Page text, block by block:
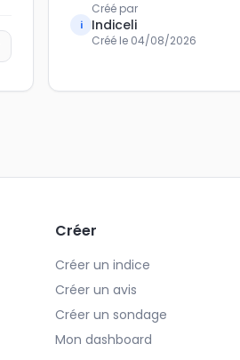
i
Créé par
Indiceli
Créé le 04/08/2026
Créer
Créer un indice
Créer un avis
Créer un sondage
Mon dashboard